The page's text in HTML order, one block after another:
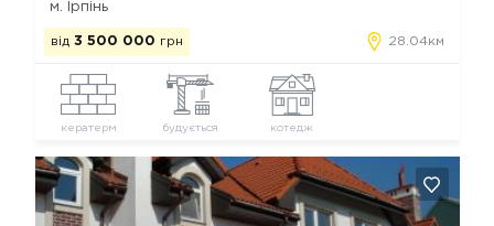
м. Ірпінь
від 3 500 000 грн 28.04км
кератерм будується котедж